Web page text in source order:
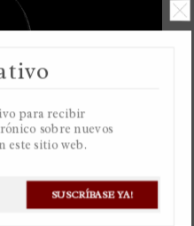
Toráh es basado
calendario lunar.
SUSCRÍBASE YA!
para recibir
sobre nuevos
este sitio web.